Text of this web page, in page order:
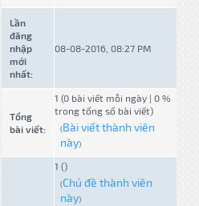
Lần
đăng
nhập
mới
nhất:
08-08-2016, 08:27 PM
Tổng
bài viết:
1 (0 bài viết mỗi ngày | 0 %
trong tổng số bài viết)
(Bài viết thành viên
này)
1 ()
(Chủ đề thành viên
này)